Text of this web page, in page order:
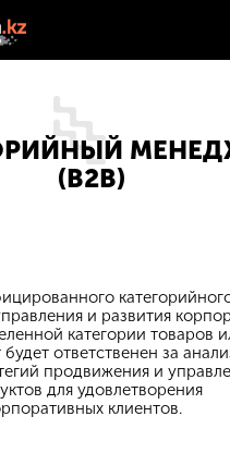
(B2B)
и развития
категории товаров
ответственен за
продвижения и
для удовлетворения
клиентов.